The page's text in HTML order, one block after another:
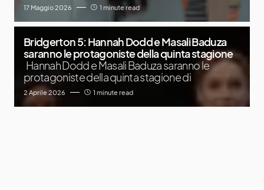
17 Maggio 2026 1 minute read
Bridgerton 5: Hannah Dodd e Masali Baduza
saranno le protagoniste della quinta stagione
Hannah Dodd e Masali Baduza saranno le
protagoniste della quinta stagione di
2 Aprile 2026 1 minute read